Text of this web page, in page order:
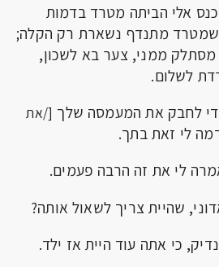
אלי הביתה מטרד בדמות
מתנדף נשארת רק הקלה;
ממני, צער בא לשכון,
לשלום.
לחבק את המעמסה שלך [/את
לי זאת בתך.
לי את זה הרבה פעמים.
שהיית צריך לשאול אותה?
כי אתה עוד היית אז ילד.